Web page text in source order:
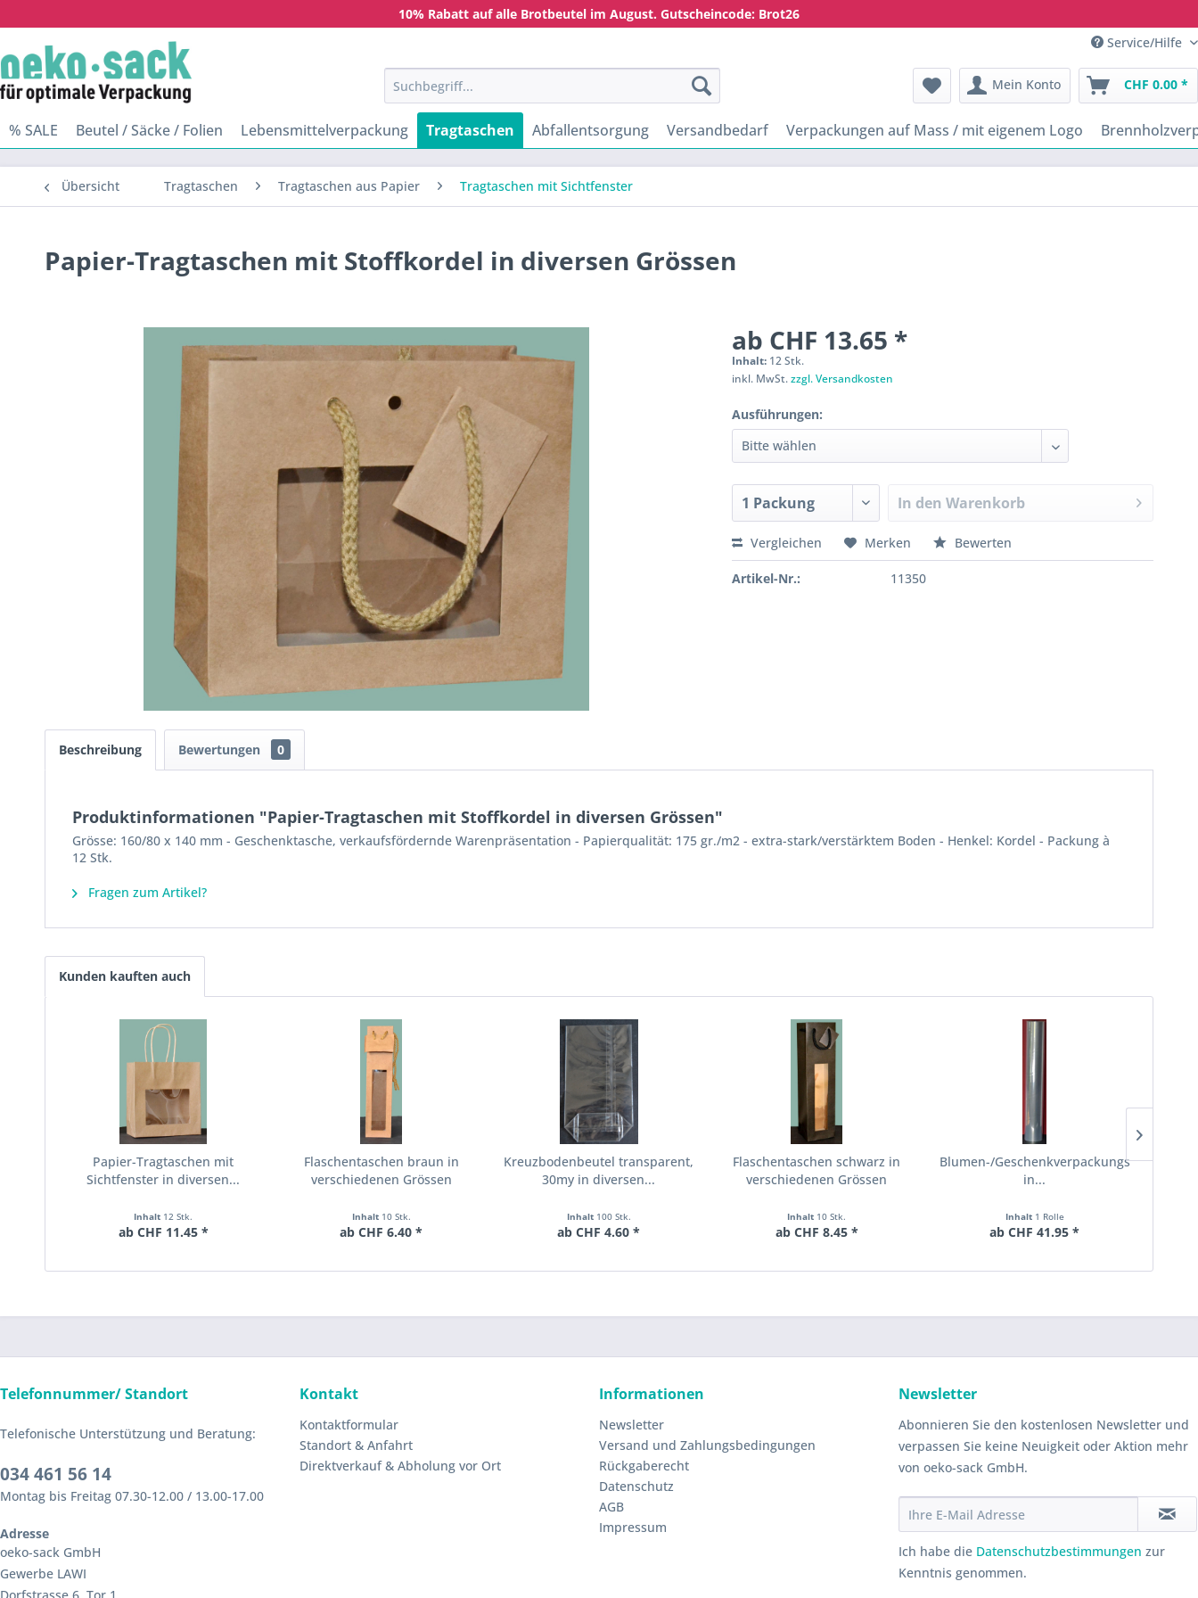
10% Rabatt auf alle Brotbeutel im August. Gutscheincode: Brot26
Service/Hilfe
Mein Konto CHF 0.00 *
% SALE Beutel / Säcke / Folien Lebensmittelverpackung Tragtaschen Abfallentsorgung Versandbedarf Verpackungen auf Mass / mit eigenem Logo
Übersicht Tragtaschen Tragtaschen aus Papier Tragtaschen mit Sichtfenster
Papier-Tragtaschen mit Stoffkordel in diversen Grössen
ab CHF 13.65 *
Inhalt: 12 Stk.
inkl. MwSt.zzgl. Versandkosten
Ausführungen:
In den Warenkorb
Vergleichen Merken Bewerten
Artikel-Nr.: 11350
Beschreibung Bewertungen 0
Produktinformationen "Papier-Tragtaschen mit Stoffkordel in diversen Grössen"
Grösse: 160/80 x 140 mm - Geschenktasche, verkaufsfördernde Warenpräsentation - Papierqualität: 175 gr./m2 - extra-stark/verstärktem Boden - Henkel: Kordel - Packung à
12 Stk.
Fragen zum Artikel?
Kunden kauften auch
Papier-Tragtaschen mit
Sichtfenster in diversen...
Inhalt 12 Stk.
ab CHF 11.45 *
Flaschentaschen braun in
verschiedenen Grössen
Inhalt 10 Stk.
ab CHF 6.40 *
Kreuzbodenbeutel transparent,
30my in diversen...
Inhalt 100 Stk.
ab CHF 4.60 *
Flaschentaschen schwarz in
verschiedenen Grössen
Inhalt 10 Stk.
ab CHF 8.45 *
Blumen-/Geschenkverpackungsfolie
in...
Inhalt 1 Rolle
ab CHF 41.95 *
Telefonnummer/ Standort
Telefonische Unterstützung und Beratung:
034 461 56 14
Montag bis Freitag 07.30-12.00 / 13.00-17.00
Adresse
oeko-sack GmbH
Gewerbe LAWI
Kontakt
Kontaktformular
Standort & Anfahrt
Direktverkauf & Abholung vor Ort
Informationen
Newsletter
Versand und Zahlungsbedingungen
Rückgaberecht
Datenschutz
AGB
Impressum
Newsletter
Abonnieren Sie den kostenlosen Newsletter und
verpassen Sie keine Neuigkeit oder Aktion mehr
von oeko-sack GmbH.
Ich habe die Datenschutzbestimmungen zur
Kenntnis genommen.